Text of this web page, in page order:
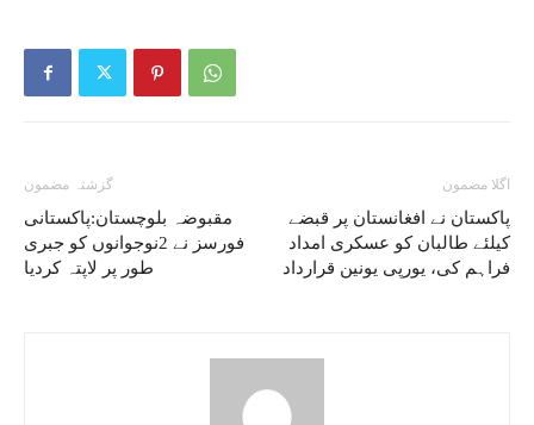
گزشتہ مضمون
مقبوضہ بلوچستان:پاکستانی
فورسز نے 2نوجوانوں کو جبری
طور پر لاپتہ کردیا
اگلا مضمون
پاکستان نے افغانستان پر قبضے
کیلئے طالبان کو عسکری امداد
فراہم کی، یورپی یونین قرارداد